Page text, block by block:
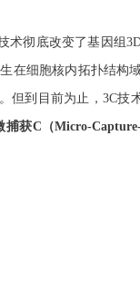
术彻底改变了基因
在细胞核内拓扑结构
但到目前为止，3C
捕获C（Micro-